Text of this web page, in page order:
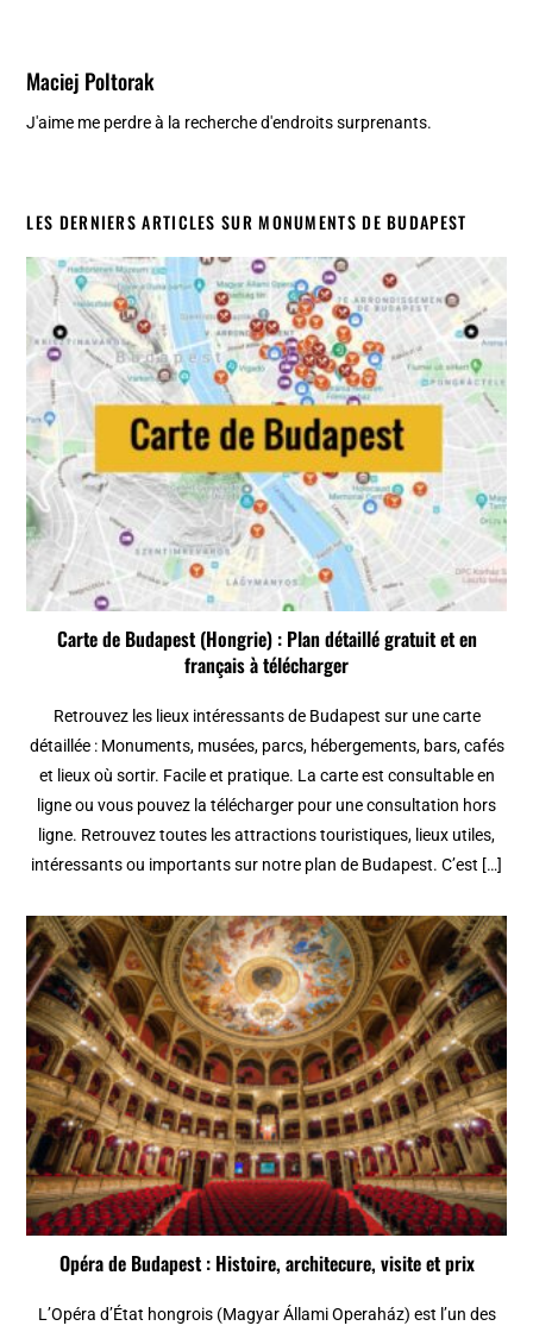
Maciej Poltorak
J'aime me perdre à la recherche d'endroits surprenants.
LES DERNIERS ARTICLES SUR MONUMENTS DE BUDAPEST
Carte de Budapest (Hongrie) : Plan détaillé gratuit et en
français à télécharger
Retrouvez les lieux intéressants de Budapest sur une carte
détaillée : Monuments, musées, parcs, hébergements, bars, cafés
et lieux où sortir. Facile et pratique. La carte est consultable en
ligne ou vous pouvez la télécharger pour une consultation hors
ligne. Retrouvez toutes les attractions touristiques, lieux utiles,
intéressants ou importants sur notre plan de Budapest. C’est […]
Opéra de Budapest : Histoire, architecure, visite et prix
L’Opéra d’État hongrois (Magyar Állami Operaház) est l’un des